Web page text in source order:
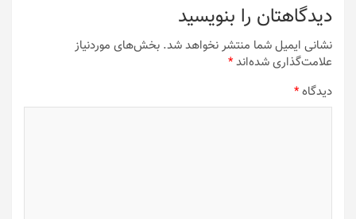
دیدگاهتان را بنویسید
نشانی ایمیل شما منتشر نخواهد شد. بخش‌های موردنیاز
علامت‌گذاری شده‌اند*
دیدگاه*